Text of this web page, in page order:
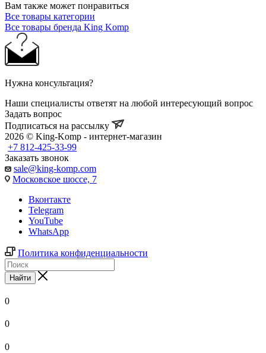
Вам также может понравиться
Все товары категории
Все товары бренда King Komp
Нужна консультация?
Наши специалисты ответят на любой интересующий вопрос
Задать вопрос
Подписаться на рассылку
2026 © King-Komp - интернет-магазин
+7 812-425-33-99
Заказать звонок
sale@king-komp.com
Московское шоссе, 7
Вконтакте
Telegram
YouTube
WhatsApp
Политика конфиденциальности
Найти
0
0
0